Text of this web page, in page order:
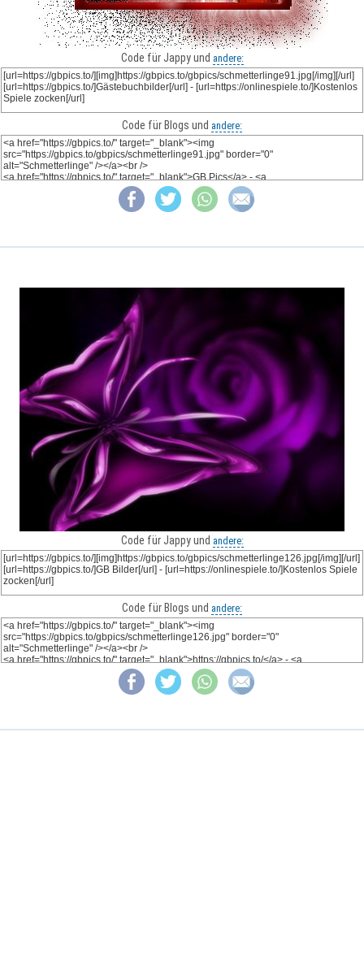
Code für Jappy und andere:
Code für Blogs und andere:
Code für Jappy und andere:
Code für Blogs und andere: